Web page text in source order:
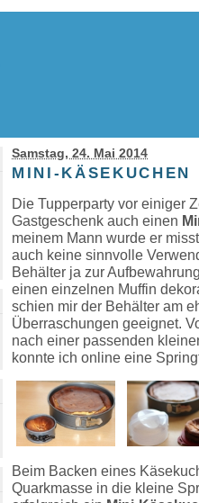
Samstag, 24. Mai 2014
MINI-KÄSEKUCHEN
Die Tupperparty vor einiger
Gastgeschenk auch einen
meinem Mann wurde er
auch keine sinnvolle
Behälter ja zur
einen einzelnen Muffin
schien mir der Behälter am
Überraschungen geeignet.
nach einer passenden
konnte ich online eine
Beim Backen eines
Quarkmasse in die kleine